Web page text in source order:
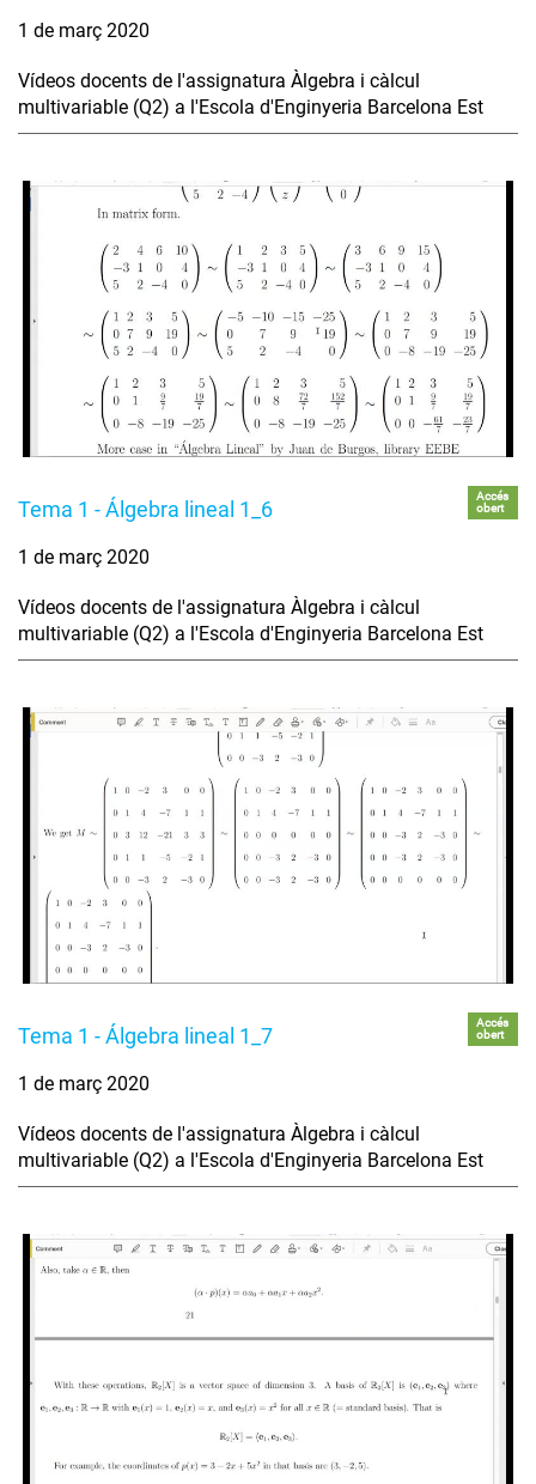
1 de març 2020
Vídeos docents de l'assignatura Àlgebra i càlcul
multivariable (Q2) a l'Escola d'Enginyeria Barcelona Est
Tema 1 - Álgebra lineal 1_6
Accés
obert
1 de març 2020
Vídeos docents de l'assignatura Àlgebra i càlcul
multivariable (Q2) a l'Escola d'Enginyeria Barcelona Est
Tema 1 - Álgebra lineal 1_7
Accés
obert
1 de març 2020
Vídeos docents de l'assignatura Àlgebra i càlcul
multivariable (Q2) a l'Escola d'Enginyeria Barcelona Est